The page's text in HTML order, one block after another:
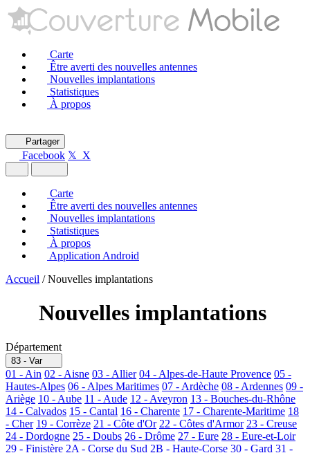
Carte
Être averti des nouvelles antennes
Nouvelles implantations
Statistiques
À propos
Partager
Facebook 𝕏 X
Carte
Être averti des nouvelles antennes
Nouvelles implantations
Statistiques
À propos
Application Android
Accueil / Nouvelles implantations
Nouvelles implantations
Département
83 - Var
01 - Ain 02 - Aisne 03 - Allier 04 - Alpes-de-Haute Provence 05 -
Hautes-Alpes 06 - Alpes Maritimes 07 - Ardèche 08 - Ardennes 09 -
Ariège 10 - Aube 11 - Aude 12 - Aveyron 13 - Bouches-du-Rhône
14 - Calvados 15 - Cantal 16 - Charente 17 - Charente-Maritime 18
- Cher 19 - Corrèze 21 - Côte d'Or 22 - Côtes d'Armor 23 - Creuse
24 - Dordogne 25 - Doubs 26 - Drôme 27 - Eure 28 - Eure-et-Loir
29 - Finistère 2A - Corse du Sud 2B - Haute-Corse 30 - Gard 31 -